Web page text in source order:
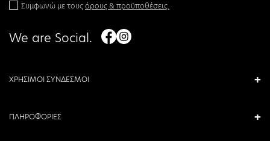
Συμφωνώ με τουςόρους & προϋποθέσεις.
We are Social.
ΧΡΗΣΙΜΟΙ ΣΥΝΔΕΣΜΟΙ
ΠΛΗΡΟΦΟΡΙΕΣ